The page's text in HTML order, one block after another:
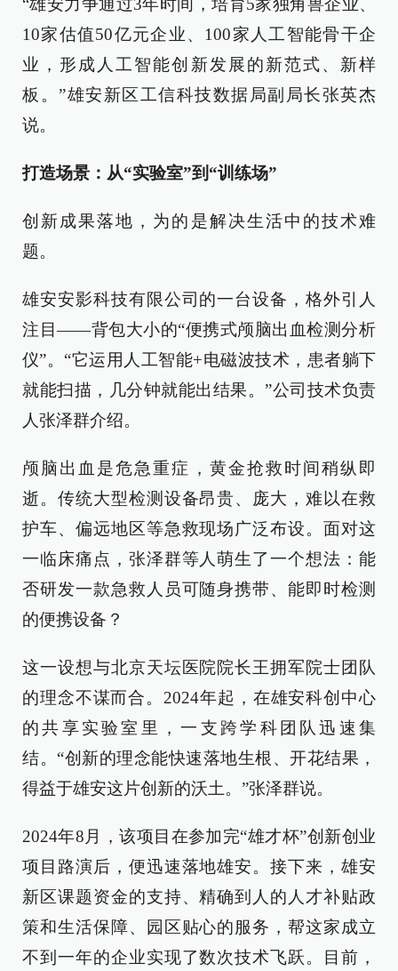
“雄安力争通过3年时间，培育5家独角兽企业、
10家估值50亿元企业、100家人工智能骨干企
业，形成人工智能创新发展的新范式、新样
板。”雄安新区工信科技数据局副局长张英杰
说。
打造场景：从“实验室”到“训练场”
创新成果落地，为的是解决生活中的技术难
题。
雄安安影科技有限公司的一台设备，格外引人
注目——背包大小的“便携式颅脑出血检测分析
仪”。“它运用人工智能+电磁波技术，患者躺下
就能扫描，几分钟就能出结果。”公司技术负责
人张泽群介绍。
颅脑出血是危急重症，黄金抢救时间稍纵即
逝。传统大型检测设备昂贵、庞大，难以在救
护车、偏远地区等急救现场广泛布设。面对这
一临床痛点，张泽群等人萌生了一个想法：能
否研发一款急救人员可随身携带、能即时检测
的便携设备？
这一设想与北京天坛医院院长王拥军院士团队
的理念不谋而合。2024年起，在雄安科创中心
的共享实验室里，一支跨学科团队迅速集
结。“创新的理念能快速落地生根、开花结果，
得益于雄安这片创新的沃土。”张泽群说。
2024年8月，该项目在参加完“雄才杯”创新创业
项目路演后，便迅速落地雄安。接下来，雄安
新区课题资金的支持、精确到人的人才补贴政
策和生活保障、园区贴心的服务，帮这家成立
不到一年的企业实现了数次技术飞跃。目前，